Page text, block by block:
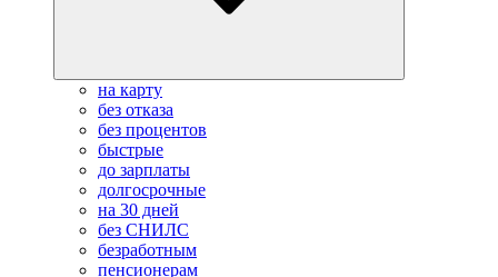
на карту
без отказа
без процентов
быстрые
до зарплаты
долгосрочные
на 30 дней
без СНИЛС
безработным
пенсионерам